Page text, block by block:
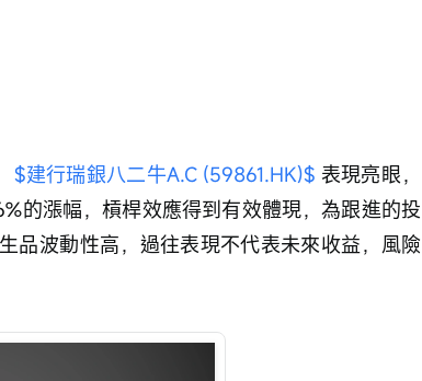
$建行瑞銀八二牛A.C (59861.HK)$ 表現亮眼，
的漲幅，槓桿效應得到有效體現，為跟進的投
品波動性高，過往表現不代表未來收益，風險